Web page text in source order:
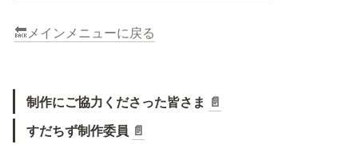
🔙メインメニューに戻る
制作にご協力くださった皆さま 📄
すだちず制作委員 📄